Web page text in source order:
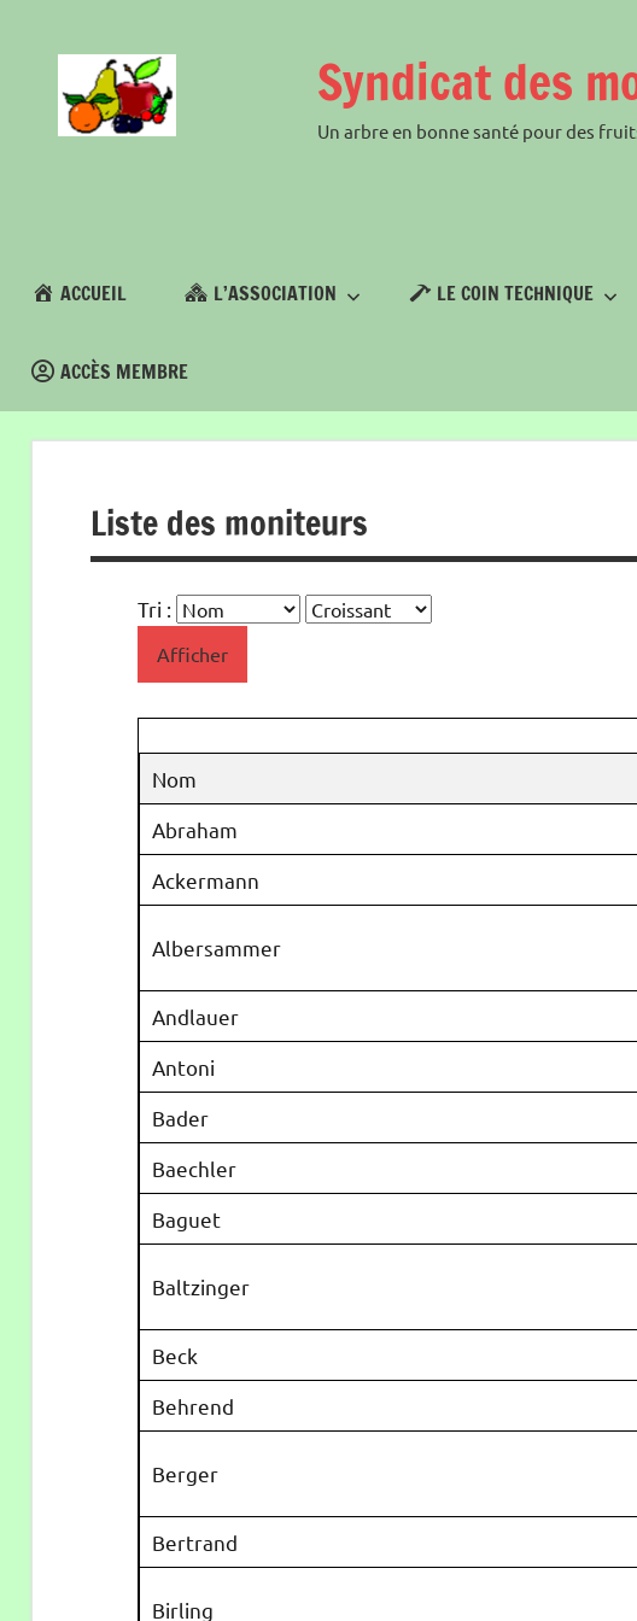
Syndicat des
Un arbre en bonne santé pour des
ACCUEIL L’ASSOCIATION LE COIN TECHNIQUE
ACCÈS MEMBRE
Liste des moniteurs
Tri :
Afficher
Nom
Abraham
Ackermann
Albersammer
Andlauer
Antoni
Bader
Baechler
Baguet
Baltzinger
Beck
Behrend
Berger
Bertrand
Birling